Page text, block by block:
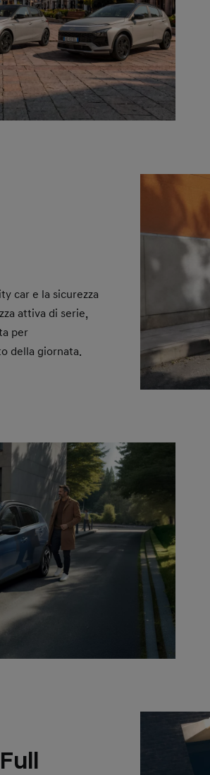
car e la sicurezza
attiva di serie,
per
della giornata.